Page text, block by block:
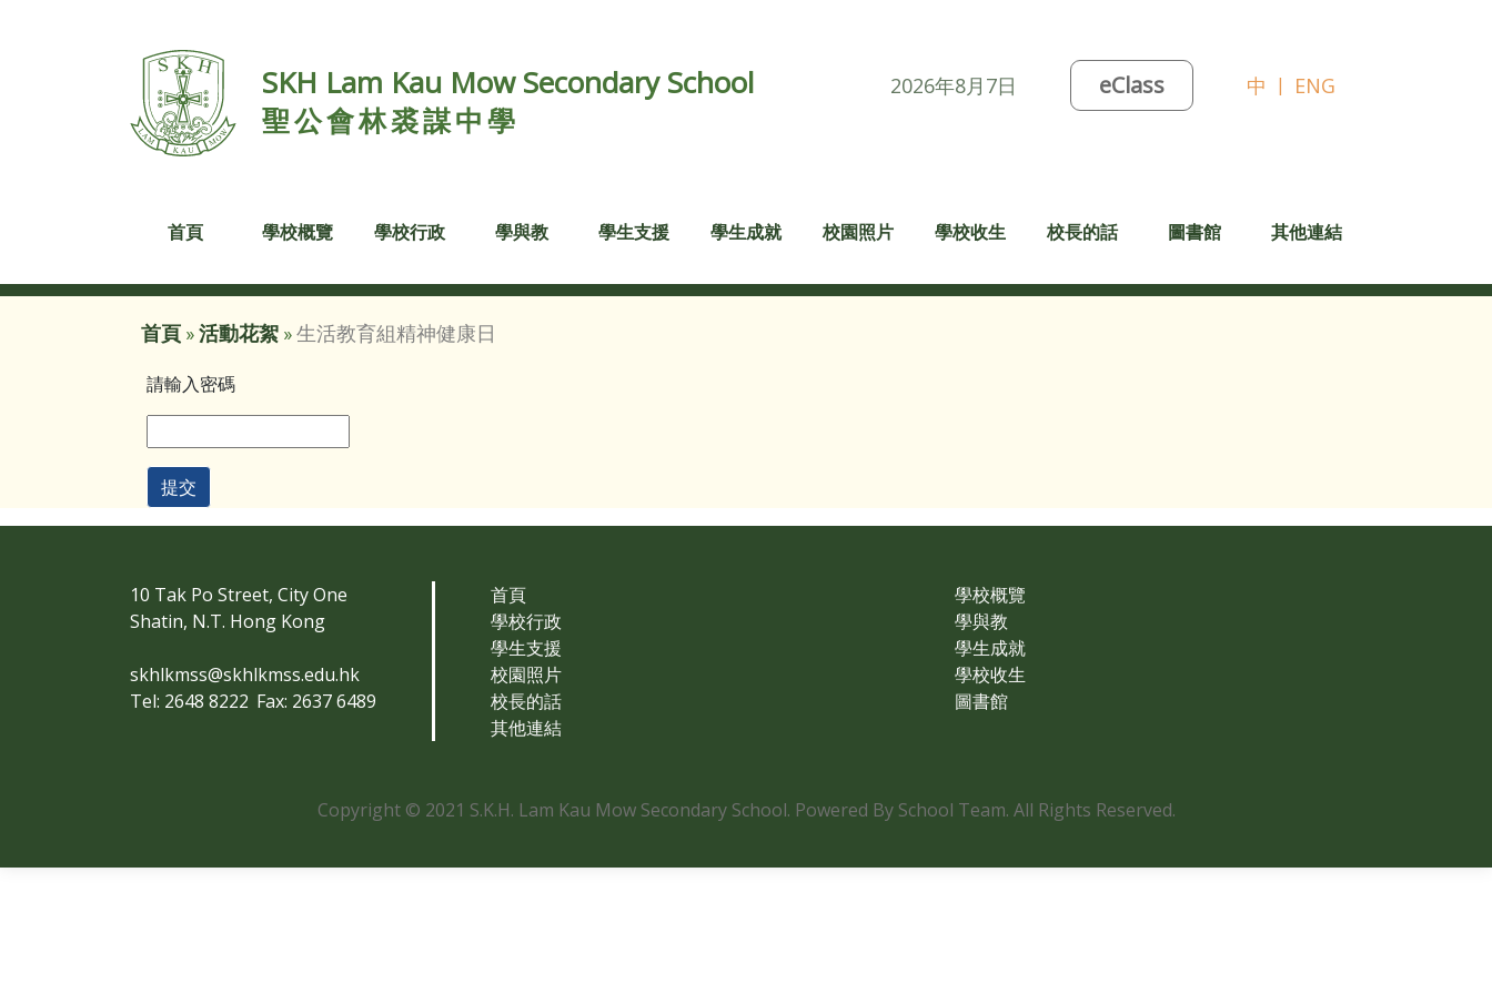
2026年8月7日 eClass 中 | ENG
SKH Lam Kau Mow Secondary School
聖公會林裘謀中學
首頁 學校概覽 學校行政 學與教 學生支援 學生成就 校園照片 學校收生 校長的話 圖書館 其他連結
首頁 »活動花絮 »生活教育組精神健康日
請輸入密碼
提交
10 Tak Po Street, City One
Shatin, N.T. Hong Kong
skhlkmss@skhlkmss.edu.hk
Tel: 2648 8222 Fax: 2637 6489
首頁
學校概覽
學校行政
學與教
學生支援
學生成就
校園照片
學校收生
校長的話
圖書館
其他連結
Copyright © 2021 S.K.H. Lam Kau Mow Secondary School. Powered By School Team. All Rights Reserved.